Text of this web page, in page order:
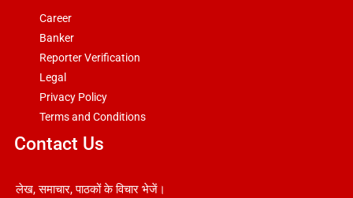
Career
Banker
Reporter Verification
Legal
Privacy Policy
Terms and Conditions
Contact Us
लेख, समाचार, पाठकों के विचार भेजें।